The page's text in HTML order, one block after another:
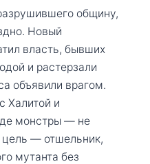
общину,
Новый
власть, бывших
и растерзали
объявили врагом.
Халитой и
монстры — не
цель — отшельник,
мутанта без